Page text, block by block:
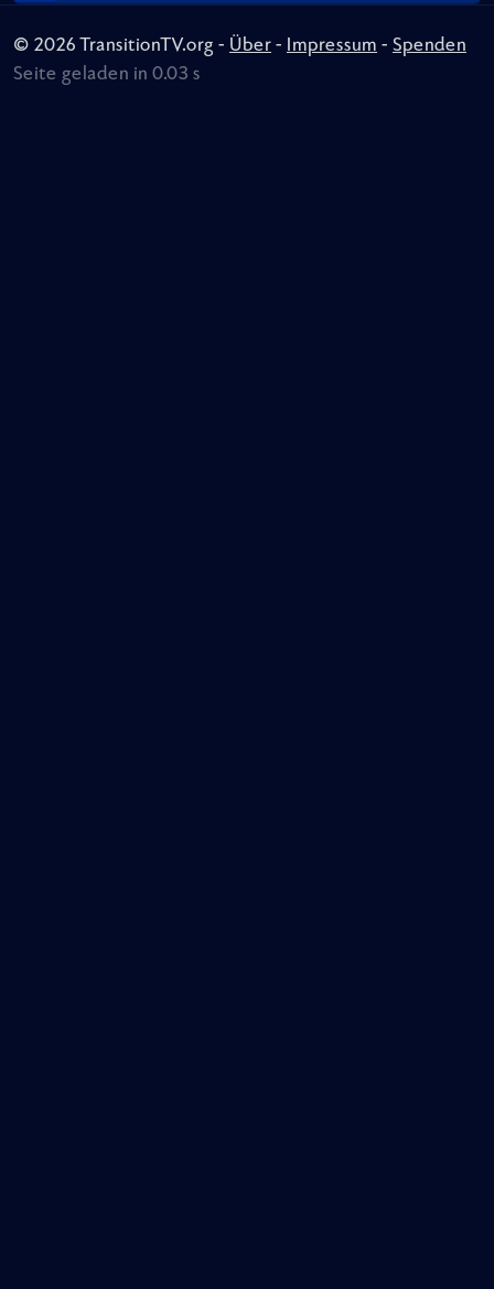
© 2026 TransitionTV.org - Über - Impressum - Spenden
Seite geladen in 0.03 s